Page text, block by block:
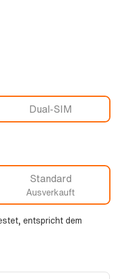
Dual-SIM
Standard
Ausverkauft
entspricht dem